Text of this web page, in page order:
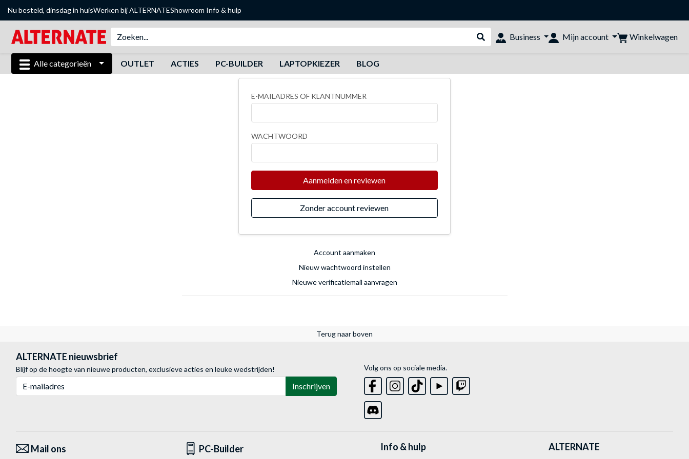
Nu besteld, dinsdag in huisWerken bij ALTERNATEShowroom Info & hulp
Webshop doorzoeken
Business Mijn account Winkelwagen
Alle categorieën OUTLET ACTIES PC-BUILDER LAPTOPKIEZER BLOG
E-MAILADRES OF KLANTNUMMER
WACHTWOORD
Aanmelden en reviewen
Zonder account reviewen
Account aanmaken
Nieuw wachtwoord instellen
Nieuwe verificatiemail aanvragen
Terug naar boven
ALTERNATE nieuwsbrief
Blijf op de hoogte van nieuwe producten, exclusieve acties en leuke wedstrijden!
Inschrijven
Volg ons op sociale media.
Mail ons PC-Builder Info & hulp ALTERNATE